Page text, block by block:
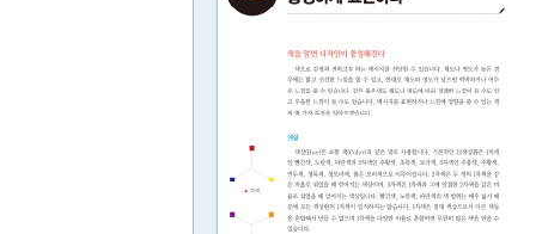
24 칼럼 그리드에 변화를 준 디자인
25 다각형 사선을 사용한 디자인
26 다양한 사진이 있는 감사 페이지
27 효과적인 구성의 인터뷰 페이지
28 칼럼 주제를 시각화한 디자인
29 여백을 활용한 디자인
30 구성으로 전달력을 높인 디자인